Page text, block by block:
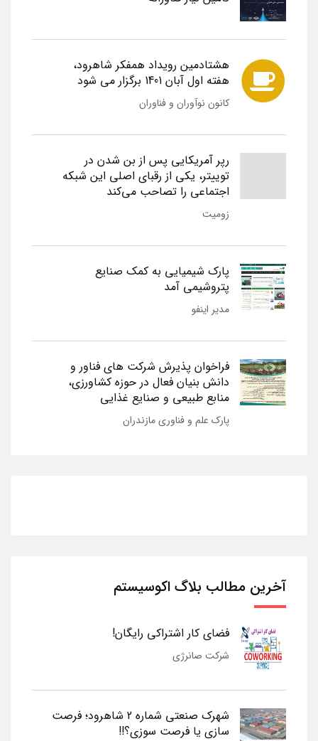
هشتادمین رویداد همفکر شاهرود،
هفته اول آبان 1401 برگزار می شود
کانون نوآوران و فناوران
رپر آمریکایی پس از بن شدن در
توییتر، یکی از رقبای اصلی این شبکه
اجتماعی را تصاحب می‌کند
زومیت
پارک شیمیایی به کمک صنایع
پتروشیمی آمد
مدیر اینفو
فراخوان پذیرش شرکت های فناور و
دانش بنیان فعال در حوزه کشاورزی،
منابع طبیعی و صنایع غذایی
پارک علم و فناوری مازندران
آخرین مطالب بلاگ اکوسیستم
فضای کار اشتراکی رایگان!
شرکت صانرژی
شهرک صنعتی شماره 2 شاهرود؛ فرصت
سازی یا فرصت سوزی؟!!